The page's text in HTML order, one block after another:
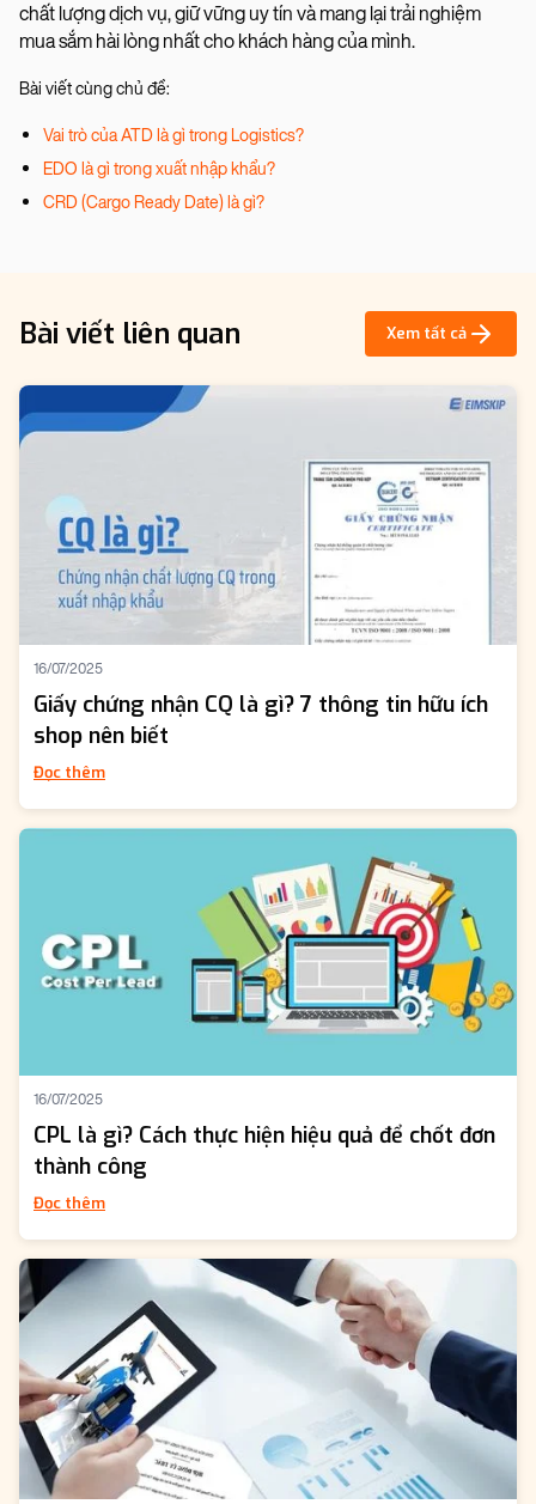
chất lượng dịch vụ, giữ vững uy tín và mang lại trải nghiệm
mua sắm hài lòng nhất cho khách hàng của mình.
Bài viết cùng chủ đề:
Vai trò của ATD là gì trong Logistics?
EDO là gì trong xuất nhập khẩu?
CRD (Cargo Ready Date) là gì?
Bài viết liên quan Xem tất cả
16/07/2025
Giấy chứng nhận CQ là gì? 7 thông tin hữu ích
shop nên biết
Đọc thêm
16/07/2025
CPL là gì? Cách thực hiện hiệu quả để chốt đơn
thành công
Đọc thêm